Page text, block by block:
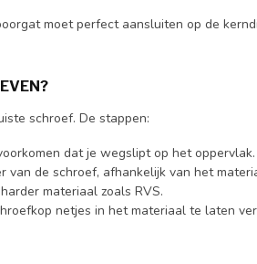
moet perfect aansluiten op de
schroef. De stappen:
dat je wegslipt op het oppervlak.
van de schroef, afhankelijk van het
materiaal zoals RVS.
netjes in het materiaal te laten